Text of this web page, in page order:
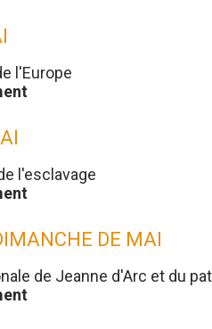
l'Europe
l'esclavage
DE MAI
de Jeanne d'Arc et du